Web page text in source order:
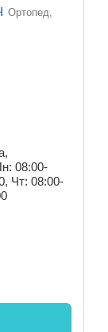
Ортопед,
08:00-
Чт: 08:00-